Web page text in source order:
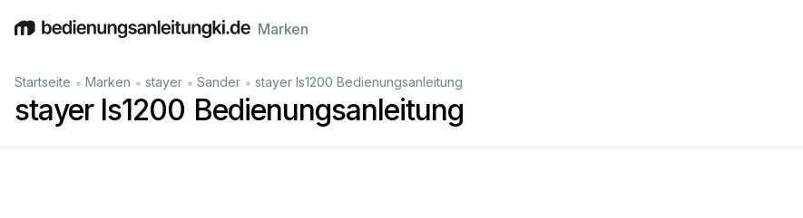
EnglishDeutschEspañolItalianoFrançais
Marken
Startseite • Marken • stayer • Sander • stayer ls1200 Bedienungsanleitung
stayer ls1200 Bedienungsanleitung